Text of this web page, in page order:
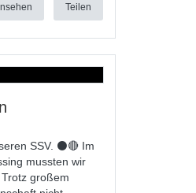
Teilen
SSV. ⚫🔴 Im
mussten wir
großem